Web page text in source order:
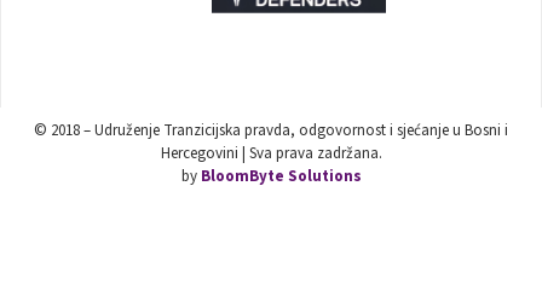
© 2018 – Udruženje Tranzicijska pravda, odgovornost i sjećanje u Bosni i
Hercegovini | Sva prava zadržana.
by BloomByte Solutions